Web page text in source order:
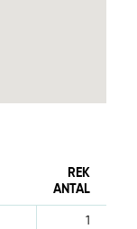
REK
ANTAL
1